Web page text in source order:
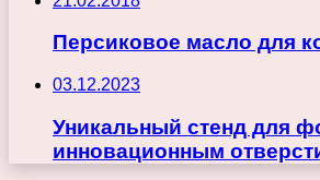
Персиковое масло для
03.12.2023
Уникальный стенд для
инновационным